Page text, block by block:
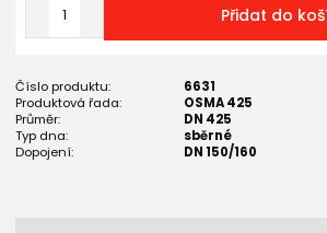
Přidat do
Číslo produktu:
6631
Produktová řada:
OSMA 425
Průměr:
DN 425
Typ dna:
sběrné
Dopojení:
DN 150/160